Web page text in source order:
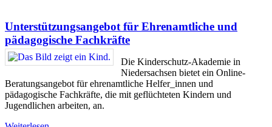
Unterstützungsangebot für Ehrenamtliche und
pädagogische Fachkräfte
Die Kinderschutz-Akademie in
Niedersachsen bietet ein Online-
Beratungsangebot für ehrenamtliche Helfer_innen und
pädagogische Fachkräfte, die mit geflüchteten Kindern und
Jugendlichen arbeiten, an.